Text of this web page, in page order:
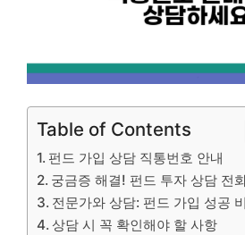
Table of Contents
펀드 가입 상담 직통번호 안내
궁금증 해결! 펀드 투자 상담 전
전문가와 상담: 펀드 가입 성공
상담 시 꼭 확인해야 할 사항